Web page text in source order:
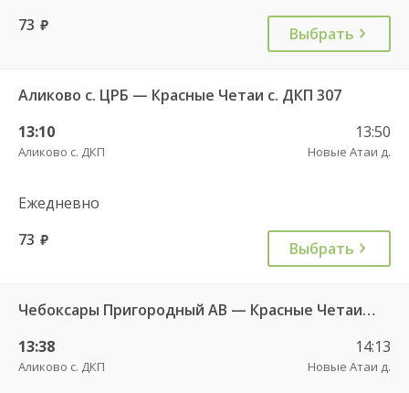
73 руб. Выбрать
Аликово с. ЦРБ — Красные Четаи с. ДКП 307
13:10
Аликово с. ДКП
13:50
Новые Атаи д.
Ежедневно
73 руб. Выбрать
Чебоксары Пригородный АВ — Красные Четаи с. ДКП ч/з Аликово с. ДКП 753
13:38
Аликово с. ДКП
14:13
Новые Атаи д.